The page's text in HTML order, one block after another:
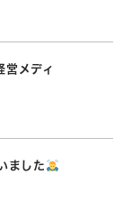
営メディ
ました